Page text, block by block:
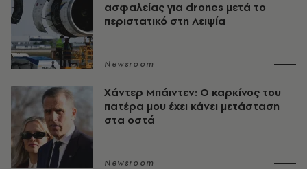
ασφαλείας για drones μετά το
περιστατικό στη Λειψία
Newsroom
Χάντερ Μπάιντεν: Ο καρκίνος του
πατέρα μου έχει κάνει μετάσταση
στα οστά
Newsroom